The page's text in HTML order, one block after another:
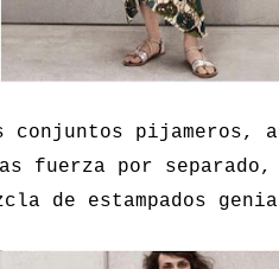
pijameros,
fuerza por separado,
de estampados